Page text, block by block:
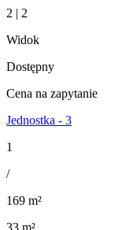
2 | 2
Widok
Dostępny
Cena na zapytanie
Jednostka - 3
1
/
169 m²